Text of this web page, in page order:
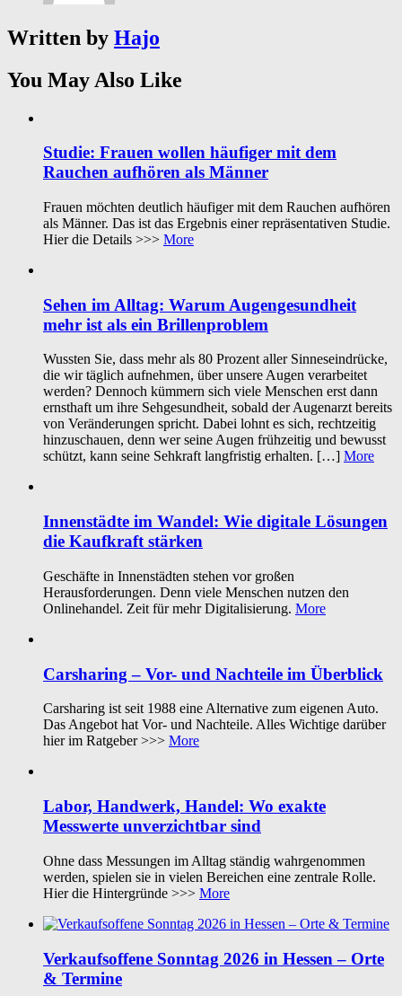
Written by Hajo
You May Also Like
Studie: Frauen wollen häufiger mit dem
Rauchen aufhören als Männer
Frauen möchten deutlich häufiger mit dem Rauchen aufhören
als Männer. Das ist das Ergebnis einer repräsentativen Studie.
Hier die Details >>> More
Sehen im Alltag: Warum Augengesundheit
mehr ist als ein Brillenproblem
Wussten Sie, dass mehr als 80 Prozent aller Sinneseindrücke,
die wir täglich aufnehmen, über unsere Augen verarbeitet
werden? Dennoch kümmern sich viele Menschen erst dann
ernsthaft um ihre Sehgesundheit, sobald der Augenarzt bereits
von Veränderungen spricht. Dabei lohnt es sich, rechtzeitig
hinzuschauen, denn wer seine Augen frühzeitig und bewusst
schützt, kann seine Sehkraft langfristig erhalten. […] More
Innenstädte im Wandel: Wie digitale Lösungen
die Kaufkraft stärken
Geschäfte in Innenstädten stehen vor großen
Herausforderungen. Denn viele Menschen nutzen den
Onlinehandel. Zeit für mehr Digitalisierung. More
Carsharing – Vor- und Nachteile im Überblick
Carsharing ist seit 1988 eine Alternative zum eigenen Auto.
Das Angebot hat Vor- und Nachteile. Alles Wichtige darüber
hier im Ratgeber >>> More
Labor, Handwerk, Handel: Wo exakte
Messwerte unverzichtbar sind
Ohne dass Messungen im Alltag ständig wahrgenommen
werden, spielen sie in vielen Bereichen eine zentrale Rolle.
Hier die Hintergründe >>> More
Verkaufsoffene Sonntag 2026 in Hessen – Orte
& Termine